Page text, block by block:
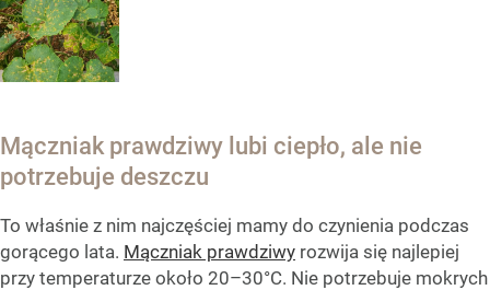
Mączniak prawdziwy lubi ciepło, ale nie
potrzebuje deszczu
To właśnie z nim najczęściej mamy do czynienia podczas
gorącego lata. Mączniak prawdziwy rozwija się najlepiej
przy temperaturze około 20–30°C. Nie potrzebuje mokrych